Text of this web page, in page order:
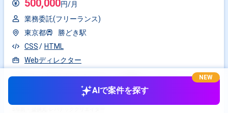
500,000円/月
業務委託(フリーランス)
東京都
勝どき駅
CSS
HTML
Webディレクター
作業内容 外資系化粧品会社のECサイトの運用ディレクターとして、ブラ
ンドサイトをひとつメインで担当していただきます。 具体的には以下のよ
うな業務について網羅的にお任せします。 ・スケジュールの策定と管理
AIで案件を探す
NEW